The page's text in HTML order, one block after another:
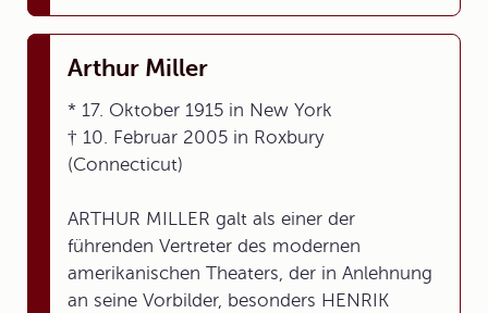
Arthur Miller
* 17. Oktober 1915 in New York
† 10. Februar 2005 in Roxbury
(Connecticut)
ARTHUR MILLER galt als einer der
führenden Vertreter des modernen
amerikanischen Theaters, der in Anlehnung
an seine Vorbilder, besonders HENRIK